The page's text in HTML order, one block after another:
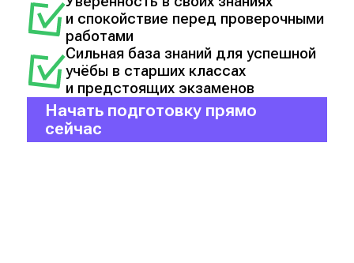
и спокойствие перед проверочными
работами
Сильная база знаний для успешной
учёбы в старших классах
и предстоящих экзаменов
Начать подготовку прямо
сейчас